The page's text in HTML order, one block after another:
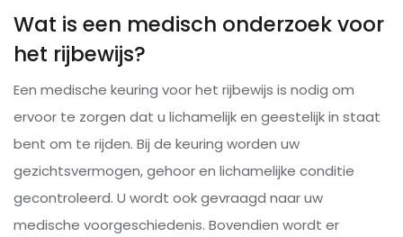
Wat is een medisch onderzoek voor
het rijbewijs?
Een medische keuring voor het rijbewijs is nodig om
ervoor te zorgen dat u lichamelijk en geestelijk in staat
bent om te rijden. Bij de keuring worden uw
gezichtsvermogen, gehoor en lichamelijke conditie
gecontroleerd. U wordt ook gevraagd naar uw
medische voorgeschiedenis. Bovendien wordt er